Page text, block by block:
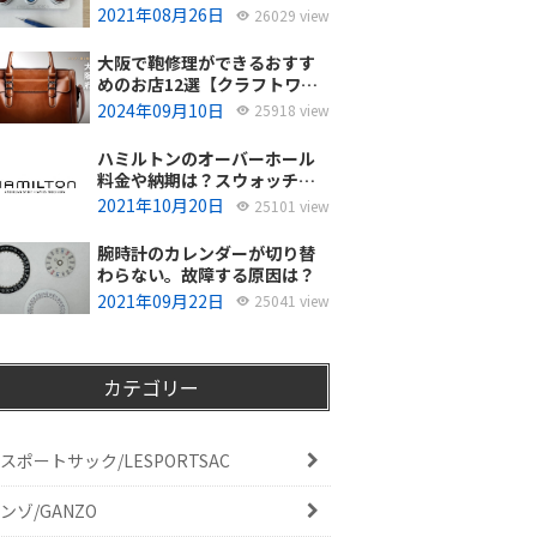
使ってるの？
2021年08月26日 26029 view
大阪で鞄修理ができるおすす
めのお店12選【クラフトワー
カーズ調査・2026年8月】
2024年09月10日 25918 view
ハミルトンのオーバーホール
料金や納期は？スウォッチグ
ループジャパンと修理専門店
2021年10月20日 25101 view
腕時計のカレンダーが切り替
わらない。故障する原因は？
2021年09月22日
25041 view
カテゴリー
ポートサック/LESPORTSAC
ゾ/GANZO